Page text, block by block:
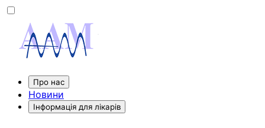
Про нас
Новини
Інформація для лікарів